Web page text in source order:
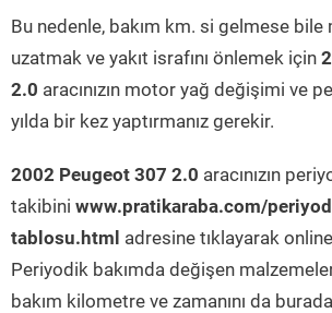
Bu nedenle, bakım km. si gelmese
uzatmak ve yakıt israfını önlemek için
2.0 aracınızın motor yağ değişimi ve
yılda bir kez yaptırmanız gerekir.
2002 Peugeot 307 2.0 aracınızın
takibini www.pratikaraba.com/
tablosu.html adresine tıklayarak
Periyodik bakımda değişen
bakım kilometre ve zamanını da